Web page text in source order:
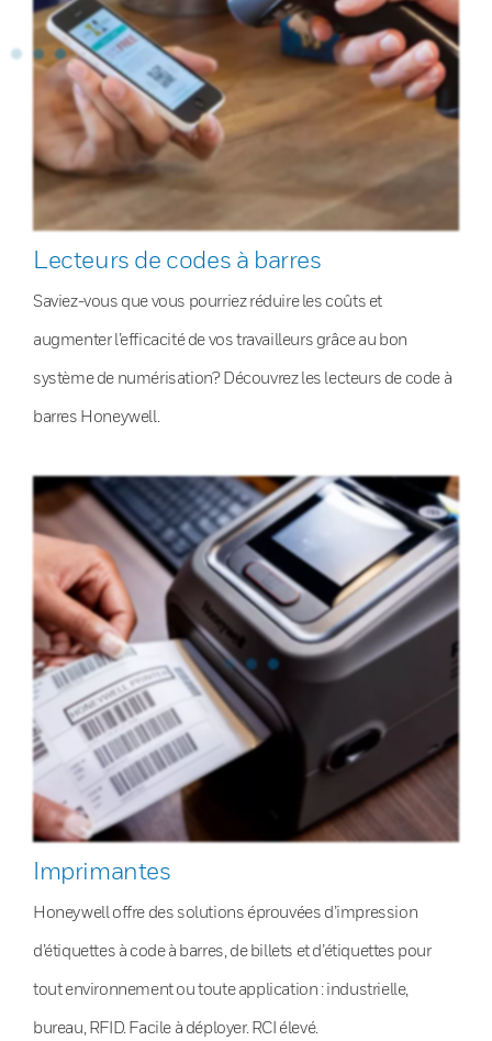
Lecteurs de codes à barres
Saviez-vous que vous pourriez réduire les coûts et
augmenter l’efficacité de vos travailleurs grâce au bon
système de numérisation? Découvrez les lecteurs de code à
barres Honeywell.
Imprimantes
Honeywell offre des solutions éprouvées d’impression
d’étiquettes à code à barres, de billets et d’étiquettes pour
tout environnement ou toute application : industrielle,
bureau, RFID. Facile à déployer. RCI élevé.